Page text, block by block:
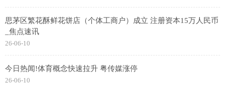
思茅区繁花酥鲜花饼店（个体工商户）成立 注册资本15万人民币
_焦点速讯
26-06-10
今日热闻!体育概念快速拉升 粤传媒涨停
26-06-10